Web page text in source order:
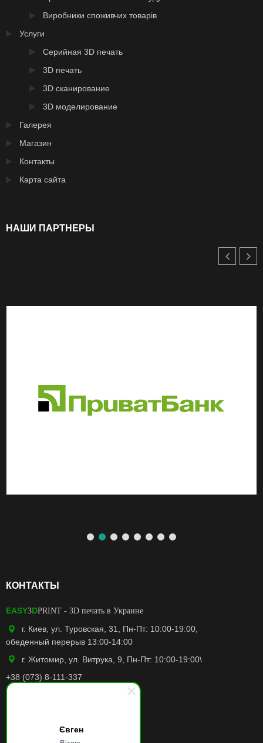
Євген
Виробники споживчих товарів
Услуги
Серийная 3D печать
3D печать
3D сканирование
3D моделирование
Галерея
Магазин
Контакты
Карта сайта
НАШИ ПАРТНЕРЫ
КОНТАКТЫ
EASY3DPRINT - 3D печать в Украине
г. Киев, ул. Туровская, 31, Пн-Пт: 10:00-19:00,
обеденный перерыв 13:00-14:00
г. Житомир, ул. Витрука, 9, Пн-Пт: 10:00-19:00\
+38 (073) 8-111-337
easy3dprint.ua@gmail.com
Instagram